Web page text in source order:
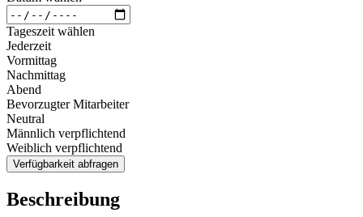
Tageszeit wählen
Jederzeit
Vormittag
Nachmittag
Abend
Bevorzugter Mitarbeiter
Neutral
Männlich verpflichtend
Weiblich verpflichtend
Verfügbarkeit abfragen
Beschreibung